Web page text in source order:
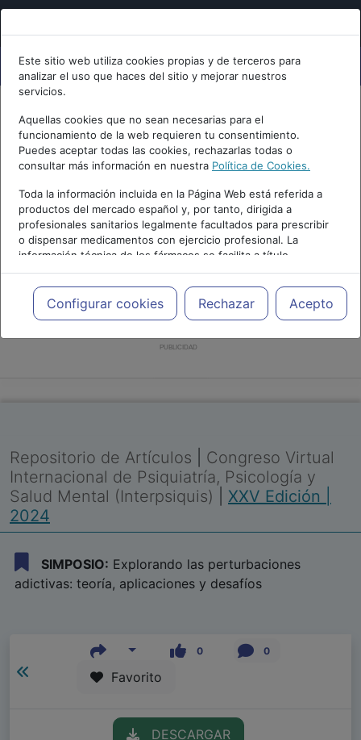
Este sitio web utiliza cookies propias y de terceros para
analizar el uso que haces del sitio y mejorar nuestros
servicios.
Aquellas cookies que no sean necesarias para el
funcionamiento de la web requieren tu consentimiento.
Puedes aceptar todas las cookies, rechazarlas todas o
consultar más información en nuestra Política de Cookies.
Toda la información incluida en la Página Web está referida a
productos del mercado español y, por tanto, dirigida a
profesionales sanitarios legalmente facultados para prescribir
o dispensar medicamentos con ejercicio profesional. La
información técnica de los fármacos se facilita a título
meramente informativo, siendo responsabilidad de los
profesionales facultados prescribir medicamentos y decidir, en
cada caso concreto, el tratamiento más adecuado a las
necesidades del paciente.
Configurar cookies Rechazar Acepto
PUBLICIDAD
Repositorio de Artículos
Congreso Virtual
Internacional de Psiquiatría, Psicología y
Salud Mental (Interpsiquis)
XXV Edición |
2024
SIMPOSIO: Explorando las perturbaciones
adictivas: teoría, aplicaciones y desafíos
0 0
Favorito
DESCARGAR